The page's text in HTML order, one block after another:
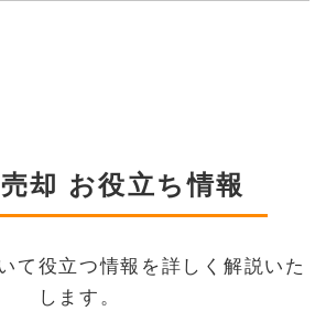
却 お役立ち情報
て役立つ情報を詳しく解説いた
します。